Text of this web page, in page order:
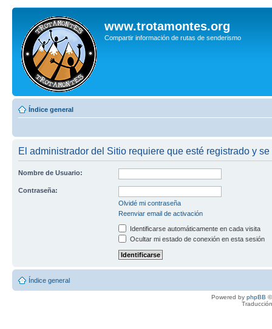
www.trotamontes.org
Compartir información de rutas de senderismo
Índice general
El administrador del Sitio requiere que esté registrado y
Nombre de Usuario:
Contraseña:
Olvidé mi contraseña
Reenviar email de activación
Identificarse automáticamente en cada visita
Ocultar mi estado de conexión en esta sesión
Índice general
Powered by phpBB